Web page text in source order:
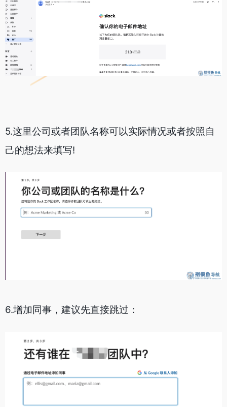
5.这里公司或者团队名称可以实际情况或者按照自
己的想法来填写!
6.增加同事，建议先直接跳过：